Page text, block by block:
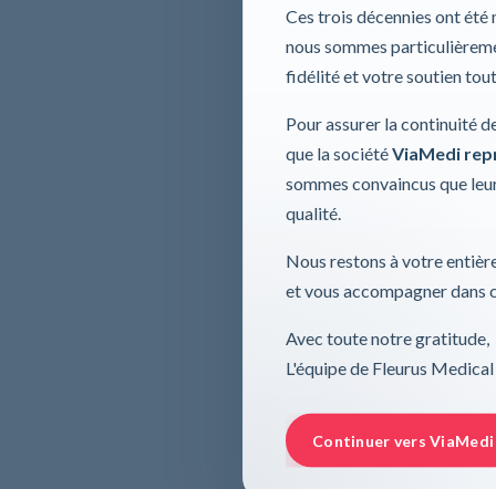
Ces trois décennies ont
nous sommes
fidélité et votre soutien
Pour assurer la continuité
que la sociétéViaMedi
sommes convaincus que
qualité.
Nous restons à votre
et vous accompagner dans
Avec toute notre gratitude,
L'équipe de Fleurus Medical
Continuer vers ViaMedi